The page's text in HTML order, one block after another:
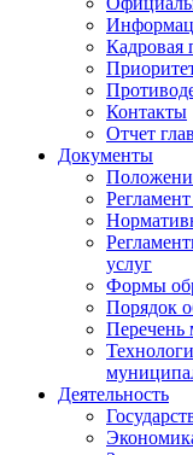
Кадровая
Контакты
Отчет
Документы
услуг
Формы
Порядок
Перечень
Деятельность